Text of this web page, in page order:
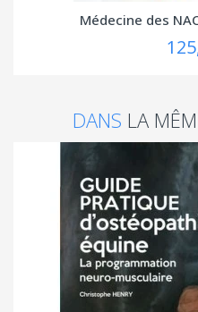
Médecine des
DANS LA